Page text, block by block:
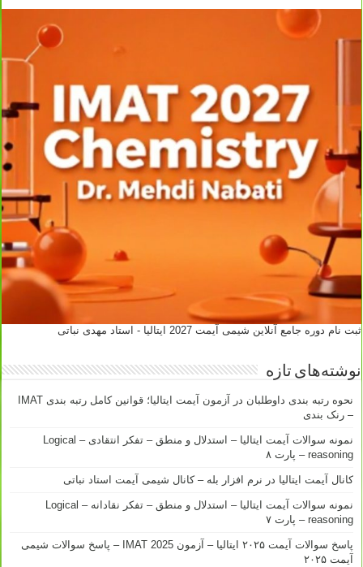
ثبت نام دوره جامع آنلاین شیمی آیمت 2027 ایتالیا - استاد مهدی نباتی
نوشته‌های تازه
نحوه رتبه بندی داوطلبان در آزمون آیمت ایتالیا؛ قوانین کامل رتبه بندی IMAT
– رنک بندی
نمونه سوالات آیمت ایتالیا – استدلال و منطق – تفکر انتقادی – Logical
reasoning – پارت ۸
کانال آیمت ایتالیا در نرم افزار بله – کانال شیمی آیمت استاد نباتی
نمونه سوالات آیمت ایتالیا – استدلال و منطق – تفکر نقادانه – Logical
reasoning – پارت ۷
پاسخ سوالات آیمت ۲۰۲۵ ایتالیا – آزمون IMAT 2025 – پاسخ سوالات شیمی
آیمت ۲۰۲۵